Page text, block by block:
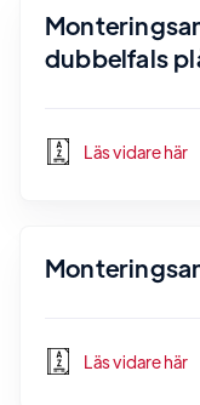
dubbelfals
Läs vidare här
Läs vidare här